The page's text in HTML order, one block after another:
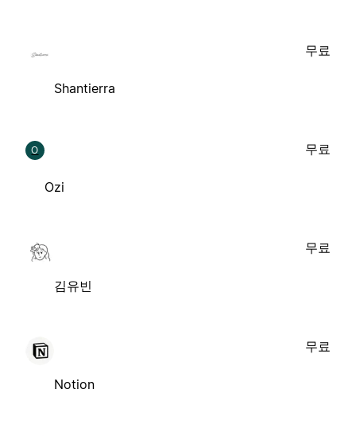
Shantierra
무료
O
Ozi
무료
김유빈
무료
Notion
무료